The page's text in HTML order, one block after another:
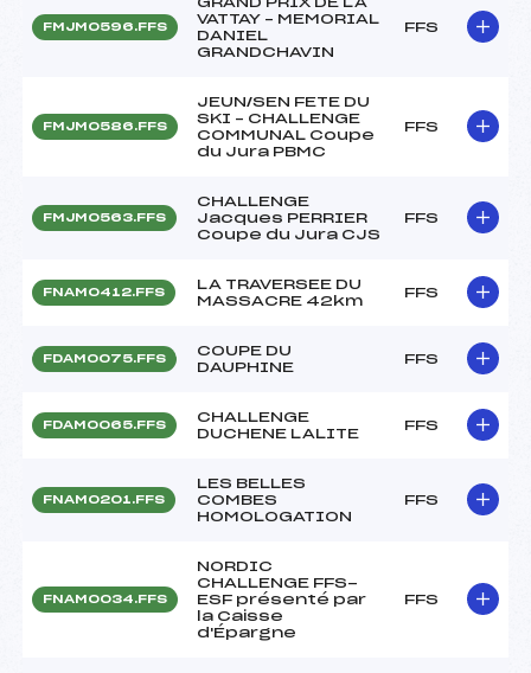
FMJM0596.FFS
VATTAY – MEMORIAL
DANIEL
GRANDCHAVIN
FFS
FMJM0586.FFS
JEUN/SEN FETE DU
SKI – CHALLENGE
COMMUNAL Coupe
du Jura PBMC
FFS
FMJM0563.FFS
CHALLENGE
Jacques PERRIER
Coupe du Jura CJS
FFS
FNAM0412.FFS
LA TRAVERSEE DU
MASSACRE 42km
FFS
FDAM0075.FFS
COUPE DU
DAUPHINE
FFS
FDAM0065.FFS
CHALLENGE
DUCHENE LALITE
FFS
FNAM0201.FFS
LES BELLES
COMBES
HOMOLOGATION
FFS
FNAM0034.FFS
NORDIC
CHALLENGE FFS-
ESF présenté par
la Caisse
d'Épargne
FFS